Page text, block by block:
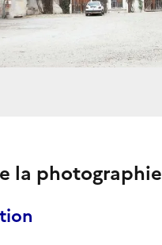
la photographie